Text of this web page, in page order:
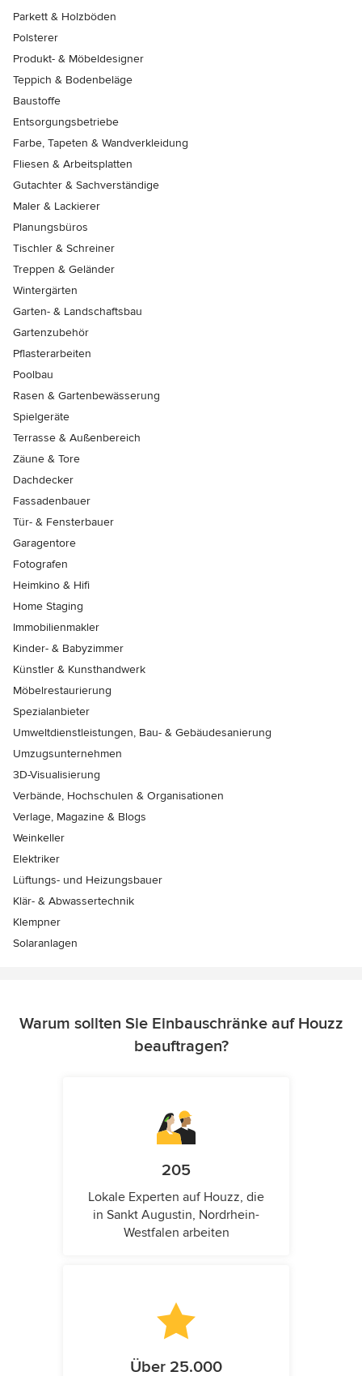
Parkett & Holzböden
Polsterer
Produkt- & Möbeldesigner
Teppich & Bodenbeläge
Baustoffe
Entsorgungsbetriebe
Farbe, Tapeten & Wandverkleidung
Fliesen & Arbeitsplatten
Gutachter & Sachverständige
Maler & Lackierer
Planungsbüros
Tischler & Schreiner
Treppen & Geländer
Wintergärten
Garten- & Landschaftsbau
Gartenzubehör
Pflasterarbeiten
Poolbau
Rasen & Gartenbewässerung
Spielgeräte
Terrasse & Außenbereich
Zäune & Tore
Dachdecker
Fassadenbauer
Tür- & Fensterbauer
Garagentore
Fotografen
Heimkino & Hifi
Home Staging
Immobilienmakler
Kinder- & Babyzimmer
Künstler & Kunsthandwerk
Möbelrestaurierung
Spezialanbieter
Umweltdienstleistungen, Bau- & Gebäudesanierung
Umzugsunternehmen
3D-Visualisierung
Verbände, Hochschulen & Organisationen
Verlage, Magazine & Blogs
Weinkeller
Elektriker
Lüftungs- und Heizungsbauer
Klär- & Abwassertechnik
Klempner
Solaranlagen
Warum sollten Sie Einbauschränke auf Houzz
beauftragen?
205
Lokale Experten auf Houzz, die
in Sankt Augustin, Nordrhein-
Westfalen arbeiten
Über 25.000